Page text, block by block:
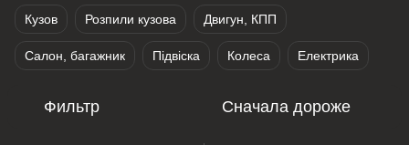
Кузов Розпили кузова Двигун, КПП
Салон, багажник Підвіска Колеса Електрика
Фильтр Сначала дороже